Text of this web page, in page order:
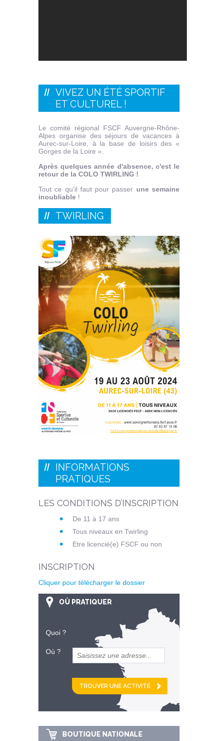
VIVEZ UN ÉTÉ SPORTIF
ET CULTUREL !
Le comité régional FSCF Auvergne-Rhône-
Alpes organise des séjours de vacances à
Aurec-sur-Loire, à la base de loisirs des «
Gorges de la Loire ».
Après quelques année d'absence, c'est le
retour de la COLO TWIRLING !
Tout ce qu'il faut pour passer une semaine
inoubliable !
TWIRLING
INFORMATIONS
PRATIQUES
LES CONDITIONS D’INSCRIPTION
De 11 à 17 ans
Tous niveaux en Twirling
Etre licencié(e) FSCF ou non
INSCRIPTION
Cliquer pour télécharger le dossier
OÙ PRATIQUER
Quoi ?
Où ?
et
km alentour
BOUTIQUE NATIONALE